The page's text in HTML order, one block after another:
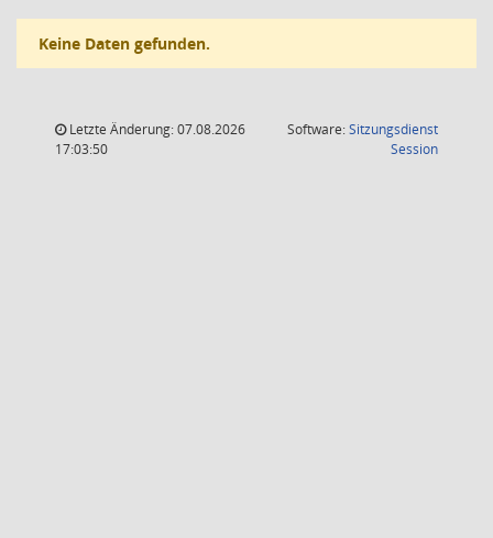
Keine Daten gefunden.
Letzte Änderung: 07.08.2026
17:03:50
Software:Sitzungsdienst
Session(Wird in